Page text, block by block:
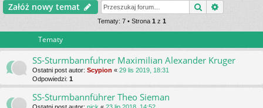
IN
Załóż nowy temat Szukaj
Tematy: 7 • Strona 1 z 1
Tematy
SS-Sturmbannfuhrer Maximilian Alexander Kruger
Ostatni post autor: Scypion « 29 lis 2019, 18:31
Odpowiedzi: 1
SS-Sturmbannführer Theo Sieman